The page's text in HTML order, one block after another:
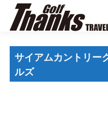
サイアムカントリー
ルズ